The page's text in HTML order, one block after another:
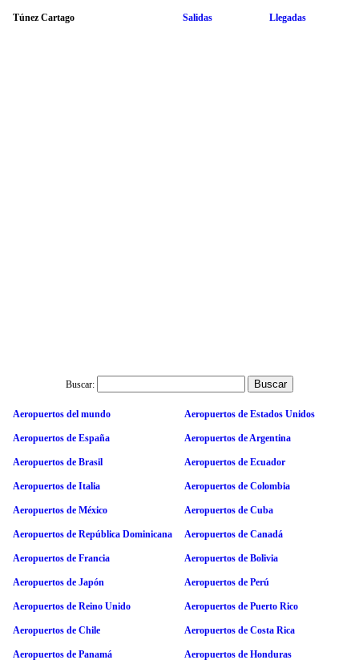
Túnez Cartago Salidas Llegadas
Buscar:
Aeropuertos del mundo Aeropuertos de Estados Unidos
Aeropuertos de España Aeropuertos de Argentina
Aeropuertos de Brasil Aeropuertos de Ecuador
Aeropuertos de Italia Aeropuertos de Colombia
Aeropuertos de México Aeropuertos de Cuba
Aeropuertos de República Dominicana Aeropuertos de Canadá
Aeropuertos de Francia Aeropuertos de Bolivia
Aeropuertos de Japón Aeropuertos de Perú
Aeropuertos de Reino Unido Aeropuertos de Puerto Rico
Aeropuertos de Chile Aeropuertos de Costa Rica
Aeropuertos de Panamá Aeropuertos de Honduras